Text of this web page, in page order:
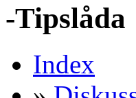
-Tipslåda
Index